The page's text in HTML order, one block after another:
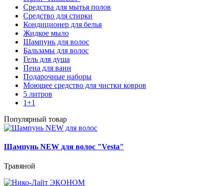
Средства для мытья полов
Средство для стирки
Кондиционер для белья
Жидкое мыло
Шампунь для волос
Бальзамы для волос
Гель для душа
Пена для ванн
Подарочные наборы
Моющее средство для чистки ковров
5 литров
1+1
Популярный товар
Шампунь NEW для волос "Vesta"
Травяной